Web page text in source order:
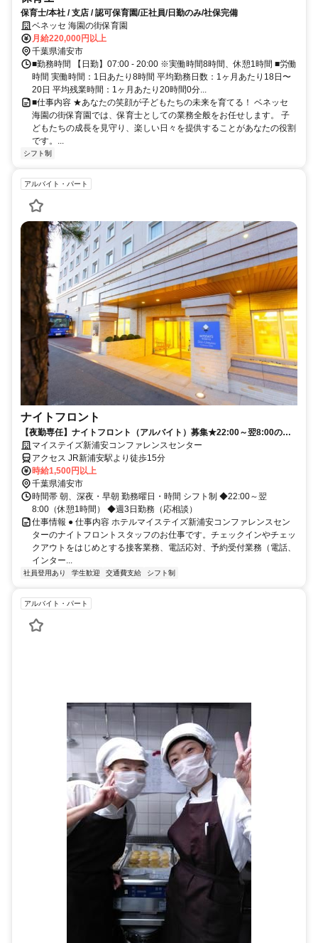
保育士/本社 / 支店 / 認可保育園/正社員/日勤のみ/社保完備
ベネッセ 海園の街保育園
月給220,000円以上
千葉県浦安市
■勤務時間 【日勤】07:00 - 20:00 ※実働時間8時間、休憩1時間 ■労働
時間 実働時間：1日あたり8時間 平均勤務日数：1ヶ月あたり18日〜
20日 平均残業時間：1ヶ月あたり20時間0分...
■仕事内容 ★あなたの笑顔が子どもたちの未来を育てる！ ベネッセ
海園の街保育園では、保育士としての業務全般をお任せします。 子
どもたちの成長を見守り、楽しい日々を提供することがあなたの役割
です。...
シフト制
アルバイト・パート
ナイトフロント
【夜勤専任】ナイトフロント（アルバイト）募集★22:00～翌8:00の固
定シフトで働きやすい！
マイステイズ新浦安コンファレンスセンター
アクセス JR新浦安駅より徒歩15分
時給1,500円以上
千葉県浦安市
時間帯 朝、深夜・早朝 勤務曜日・時間 シフト制 ◆22:00～翌
8:00（休憩1時間） ◆週3日勤務（応相談）
仕事情報 ● 仕事内容 ホテルマイステイズ新浦安コンファレンスセン
ターのナイトフロントスタッフのお仕事です。チェックインやチェッ
クアウトをはじめとする接客業務、電話応対、予約受付業務（電話、
インター...
社員登用あり 学生歓迎 交通費支給 シフト制
アルバイト・パート